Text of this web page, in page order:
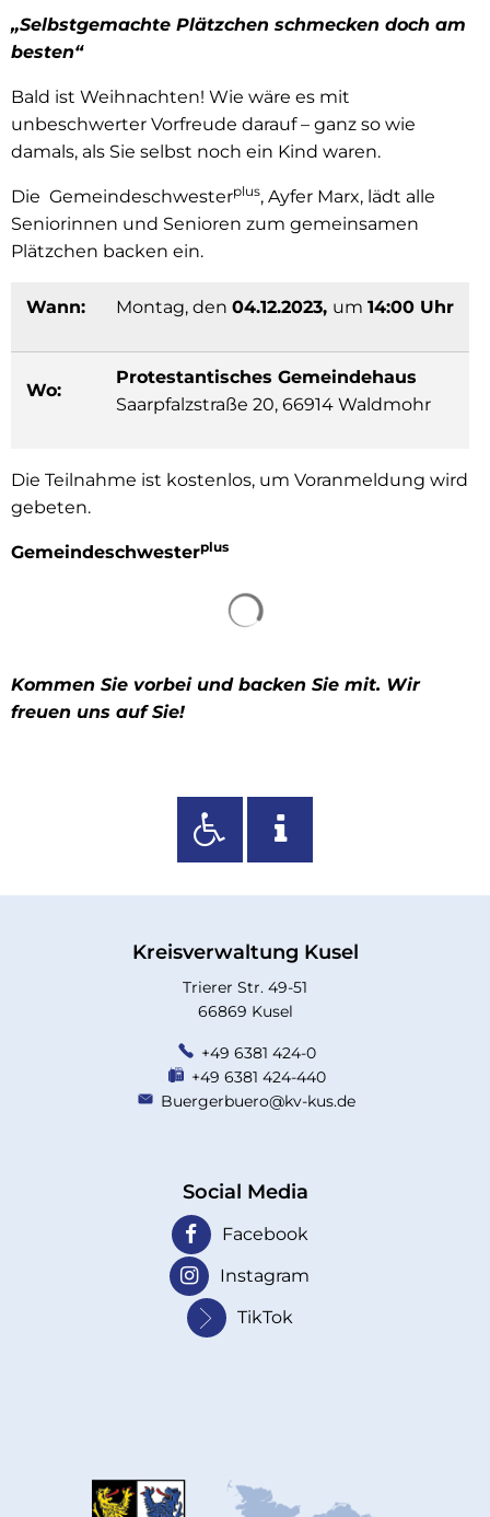
„Selbstgemachte Plätzchen schmecken doch am
besten“
Bald ist Weihnachten! Wie wäre es mit
unbeschwerter Vorfreude darauf – ganz so wie
damals, als Sie selbst noch ein Kind waren.
Die Gemeindeschwesterplus, Ayfer Marx, lädt alle
Seniorinnen und Senioren zum gemeinsamen
Plätzchen backen ein.
Wann: Montag, den 04.12.2023, um 14:00 Uhr
Wo:
Protestantisches Gemeindehaus
Saarpfalzstraße 20, 66914 Waldmohr
Die Teilnahme ist kostenlos, um Voranmeldung wird
gebeten.
Gemeindeschwesterplus
Kommen Sie vorbei und backen Sie mit. Wir
freuen uns auf Sie!
Kreisverwaltung Kusel
Trierer Str. 49-51
66869 Kusel
+49 6381 424-0
+49 6381 424-440
Buergerbuero@kv-kus.de
Social Media
Facebook
Instagram
TikTok